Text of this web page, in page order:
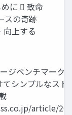
に  致命
スの奇跡
向上する
ジベンチマーク
シンプルなス
article/